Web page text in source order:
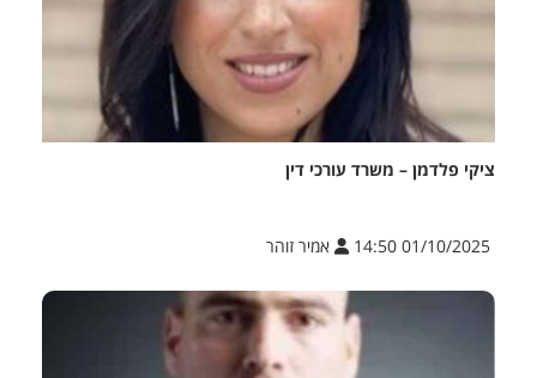
ציקי פלדמן – משרד עורכי דין
01/10/2025 14:50 אמיר זוהר